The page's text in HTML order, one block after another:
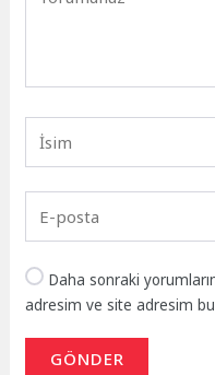
Daha sonraki
adresim ve site adresim bu
GÖNDER